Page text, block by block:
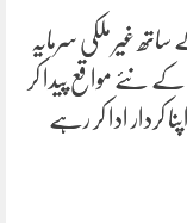
غیر ملکی سرمایہ
نئے مواقع پیدا کر
کردار ادا کر رہے